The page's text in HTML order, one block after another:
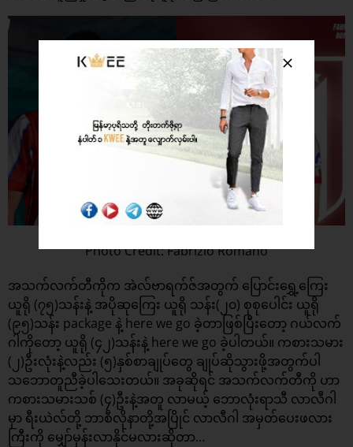
Photo Credit: Fabrizio Romano
အသက်လက်တီကိုက အဲလ်ဗာရက်ဇ်အတွက် ပြောင်းရွှေ့ကြေး
ယူရို (၇၅)သန်းနဲ့ အပိုဆုကြေး ယူရို သန်း(၂၀) စုစုပေါင်း ယူရို
(၉၅)သန်း package နဲ့ here we go ခဲ့တာဖြစ်ပြီးတော့ ဂယ်လက်
ဂါကိုတော့ ယူရို (၄၂)သန်းနဲ့ here we go ခဲ့ပါတယ်။ ကစားသမား
(၂)ဦးလုံးနဲ့လည်း (၅)နှစ်စာချုပ်တွေ ချုပ်ဆိုသွားဖို့အတွက်ပါ
သဘောတူညီခဲ့ပါသေးတယ်။ အခုဆိုရင် အသက်လက်တီကို ဟာ
ကစားသမားသစ် (၄)ဦးနဲ့အတူ လာမယ့် ဘောလုံးရာသီ လာလီဂါ
မှာ ရီးယဲလ်တို့ ဘာစီလိုနာတို့အပြိုင် လာလီဂါ အမှတ်ပေးဖလား
ကြီးကို မျှော်မှန်းလာနိုင်မလားဆိုတာ…